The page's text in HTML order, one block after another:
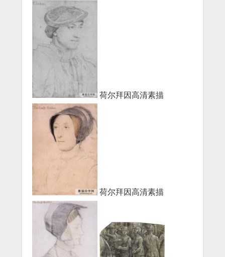
荷尔拜因高清素描
荷尔拜因高清素描